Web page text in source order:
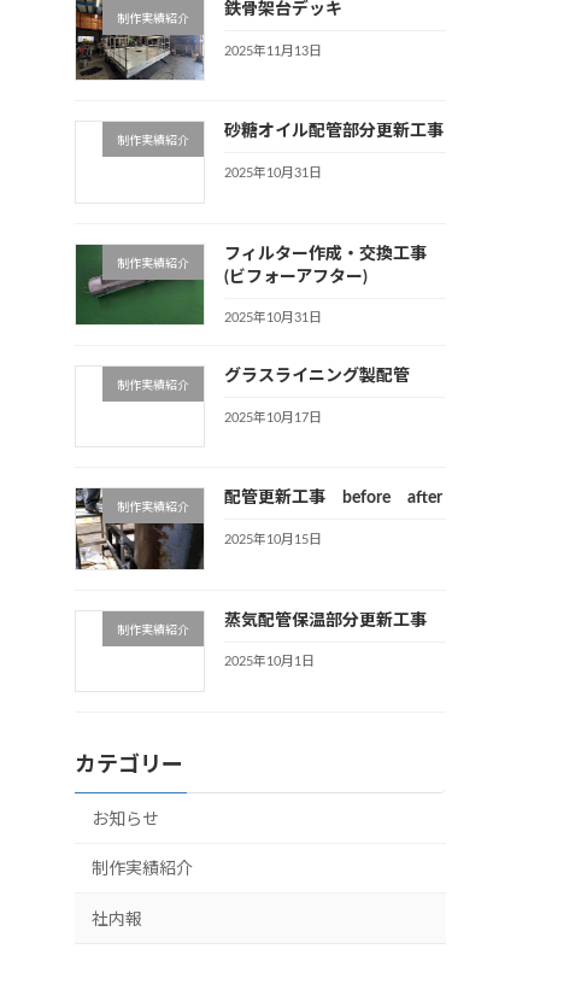
制作実績紹介
鉄骨架台デッキ
2025年11月13日
制作実績紹介
砂糖オイル配管部分更新工事
2025年10月31日
制作実績紹介
フィルター作成・交換工事
(ビフォーアフター)
2025年10月31日
制作実績紹介
グラスライニング製配管
2025年10月17日
制作実績紹介
配管更新工事 before after
2025年10月15日
制作実績紹介
蒸気配管保温部分更新工事
2025年10月1日
カテゴリー
お知らせ
制作実績紹介
社内報